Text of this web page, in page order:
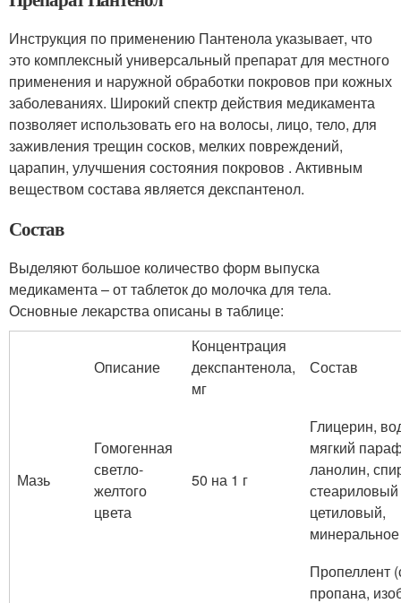
Инструкция по применению Пантенола указывает, что
это комплексный универсальный препарат для местного
применения и наружной обработки покровов при кожных
заболеваниях. Широкий спектр действия медикамента
позволяет использовать его на волосы, лицо, тело, для
заживления трещин сосков, мелких повреждений,
царапин, улучшения состояния покровов . Активным
веществом состава является декспантенол.
Состав­
Выделяют большое количество форм выпуска
медикамента – от таблеток до молочка для тела.
Основные лекарства описаны в таблице:
Описание
Концентрация
декспантенола,
мг
Состав
Мазь
Гомогенная
светло-
желтого
цвета
50 на 1 г
Глицерин,
мягкий
ланолин,
цетиловый,
Пропеллент
пропана,